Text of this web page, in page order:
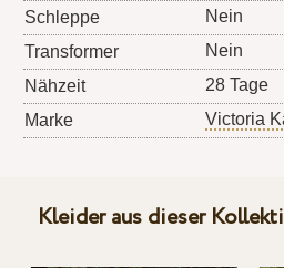
Schleppe
Nein
Transformer
Nein
Nähzeit
28 Tage
Marke
Victoria
Kleider aus dieser